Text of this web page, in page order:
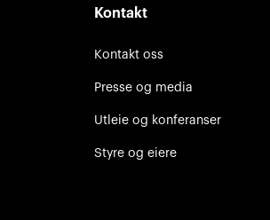
Kontakt
Kontakt oss
Presse og media
Utleie og konferanser
Styre og eiere